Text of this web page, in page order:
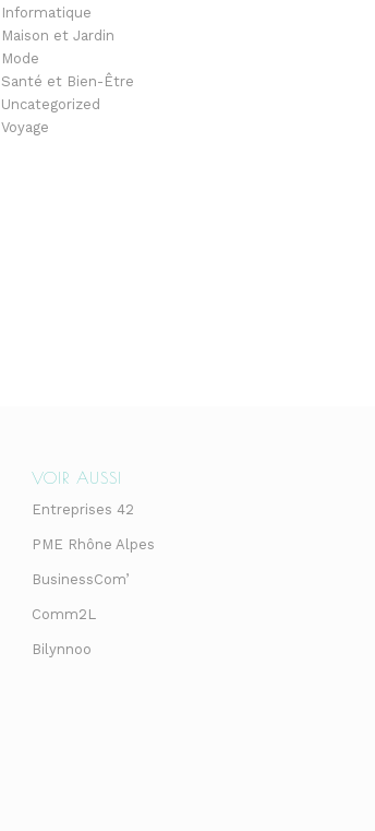
Informatique
Maison et Jardin
Mode
Santé et Bien-Être
Uncategorized
Voyage
VOIR AUSSI
Entreprises 42
PME Rhône Alpes
BusinessCom’
Comm2L
Bilynnoo